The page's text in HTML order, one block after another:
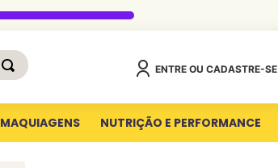
ENTRE OU CADASTRE-SE
MAQUIAGENS NUTRIÇÃO E PERFORMANCE